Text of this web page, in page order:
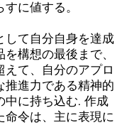
に値する。
して自分自身を達成
を構想の最後まで、
えて、自分のアプロ
推進力である精神的
中に持ち込む. 作成
命令は、主に表現に